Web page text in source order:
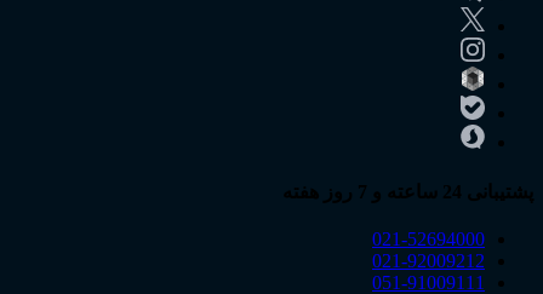
پشتیبانی 24 ساعته و 7 روز هفته
021-52694000
021-92009212
051-91009111